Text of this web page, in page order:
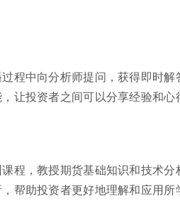
程中向分析师提问，获得即时解
让投资者之间可以分享经验和心
程，教授期货基础知识和技术分
帮助投资者更好地理解和应用所